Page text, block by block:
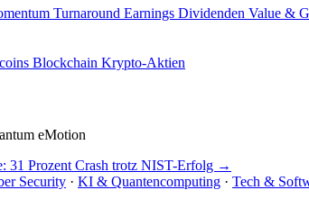
Turnaround Earnings Dividenden Value &
Blockchain Krypto-Aktien
eMotion
31 Prozent Crash trotz NIST-Erfolg →
Security · KI & Quantencomputing · Tech &